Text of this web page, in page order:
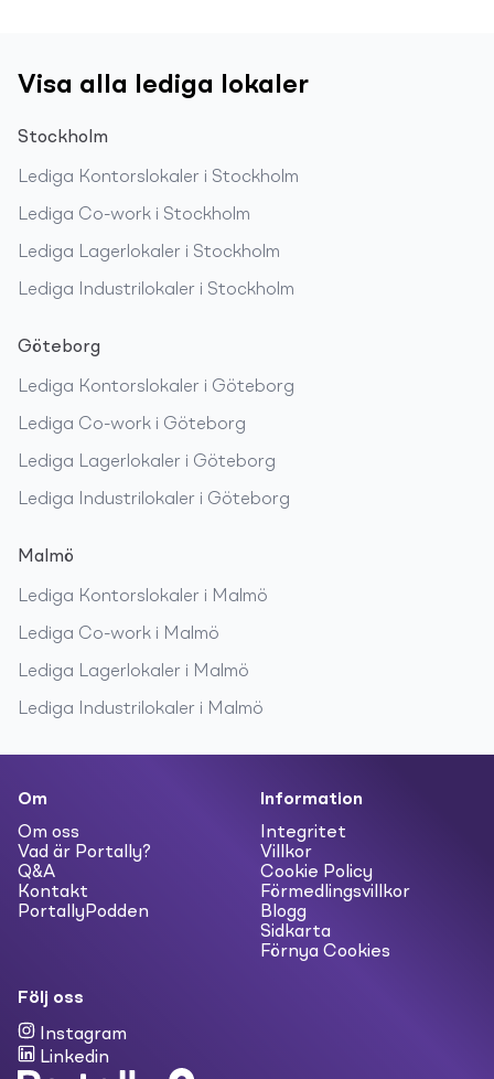
Visa alla lediga lokaler
Stockholm
Lediga Kontorslokaler i Stockholm
Lediga Co-work i Stockholm
Lediga Lagerlokaler i Stockholm
Lediga Industrilokaler i Stockholm
Göteborg
Lediga Kontorslokaler i Göteborg
Lediga Co-work i Göteborg
Lediga Lagerlokaler i Göteborg
Lediga Industrilokaler i Göteborg
Malmö
Lediga Kontorslokaler i Malmö
Lediga Co-work i Malmö
Lediga Lagerlokaler i Malmö
Lediga Industrilokaler i Malmö
Om
Om oss
Vad är Portally?
Q&A
Kontakt
PortallyPodden
Information
Integritet
Villkor
Cookie Policy
Förmedlingsvillkor
Blogg
Sidkarta
Förnya Cookies
Följ oss
Instagram
Linkedin